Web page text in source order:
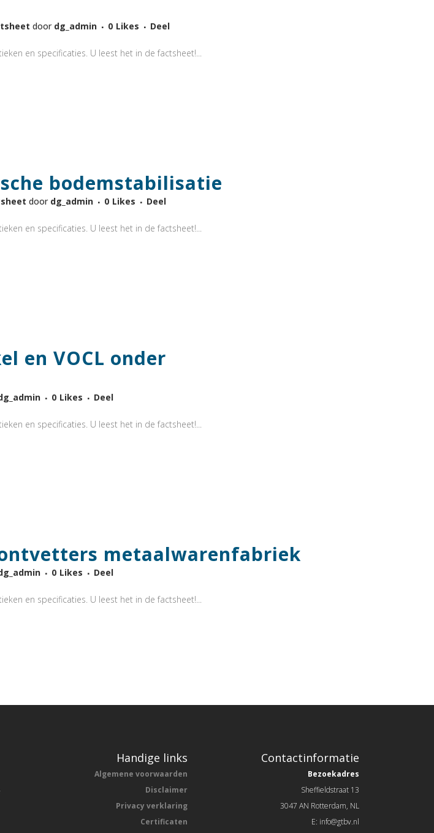
door dg_admin 0 Likes Deel
en specificaties. U leest het in de factsheet!...
bodemstabilisatie
door dg_admin 0 Likes Deel
en specificaties. U leest het in de factsheet!...
en VOCL onder
0 Likes Deel
en specificaties. U leest het in de factsheet!...
metaalwarenfabriek
0 Likes Deel
en specificaties. U leest het in de factsheet!...
Handige links
Algemene voorwaarden
Disclaimer
Privacy verklaring
Certificaten
Contactinformatie
Bezoekadres
Sheffieldstraat 13
3047 AN Rotterdam, NL
E: info@gtbv.nl